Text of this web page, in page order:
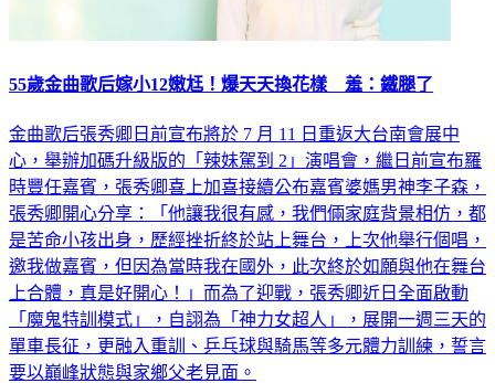
55歲金曲歌后嫁小12嫩尪！爆天天換花樣 羞：鐵腿了
金曲歌后張秀卿日前宣布將於 7 月 11 日重返大台南會展中
心，舉辦加碼升級版的「辣妹駕到 2」演唱會，繼日前宣布羅
時豐任嘉賓，張秀卿喜上加喜接續公布嘉賓婆媽男神李子森，
張秀卿開心分享：「他讓我很有感，我們倆家庭背景相仿，都
是苦命小孩出身，歷經挫折終於站上舞台，上次他舉行個唱，
邀我做嘉賓，但因為當時我在國外，此次終於如願與他在舞台
上合體，真是好開心！」而為了迎戰，張秀卿近日全面啟動
「魔鬼特訓模式」，自詡為「神力女超人」，展開一週三天的
單車長征，更融入重訓、乒乓球與騎馬等多元體力訓練，誓言
要以巔峰狀態與家鄉父老見面。